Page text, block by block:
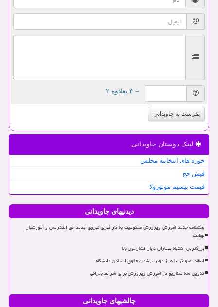
= ۴ بعلاوه ۲
بفرست به جاویدانی
لینک دوستان جاویدانی
حوزه های انتخابیه مجلس
فیش حج
قیمت بیسیم موتورولا
دیدنیهای جاویدانی
بخشنامه جدید آموزش وپرورش ممنوعیت به کار گیری نیروی جدید حق التدریس و آموزشیار
نهضت
بزرگترین اشتباه بیماران دچار فشارخون بالا
انتقاد اصولگرایانه از دوبرابرشدن حقوق استادن دانشگاه
تدوین سه سناریو در آموزش وپرورش برای شرایط بحرانی
چالشیهای جاویدانی